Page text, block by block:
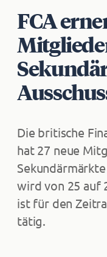
FCA
Die britische
hat 27 neue
wird von 25 auf
ist für den
tätig.